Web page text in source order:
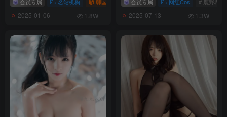
2025-01-06 1.8W+ 2025-07-13 1.3W+